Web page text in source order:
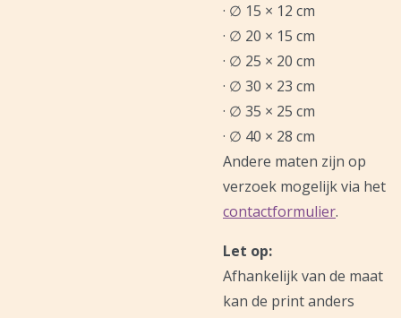
· ∅ 15 × 12 cm
· ∅ 20 × 15 cm
· ∅ 25 × 20 cm
· ∅ 30 × 23 cm
· ∅ 35 × 25 cm
· ∅ 40 × 28 cm
Andere maten zijn op
verzoek mogelijk via het
contactformulier.
Let op:
Afhankelijk van de maat
kan de print anders